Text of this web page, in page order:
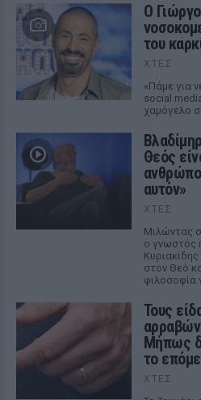
O
του
ΧΤΕΣ
«Πάμε για
social
χαμόγελο
Θεός
αυτόν»
ΧΤΕΣ
Μιλώντας
ο γνωστός
Κυριακίδης
στον Θεό
φιλοσοφία
Τους
Μήπως
το
ΧΤΕΣ